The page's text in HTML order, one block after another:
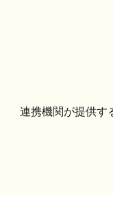
連携機関が提供す